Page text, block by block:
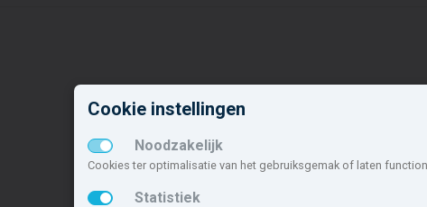
Nieuwbouw in deze
gemeente
Alle nieuwbouw projecten
Actuele nieuwbouwprojecten
Toekomstige nieuwbouwaanbod
Hoorn
Cookie instellingen
Noodzakelijk
Cookies ter optimalisatie van het gebruiksgemak of laten
Statistiek